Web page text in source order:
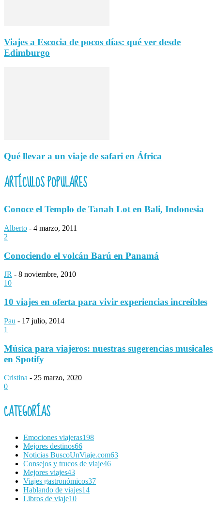
Viajes a Escocia de pocos días: qué ver desde
Edimburgo
Qué llevar a un viaje de safari en África
ARTÍCULOS POPULARES
Conoce el Templo de Tanah Lot en Bali, Indonesia
Alberto - 4 marzo, 2011
2
Conociendo el volcán Barú en Panamá
JR - 8 noviembre, 2010
10
10 viajes en oferta para vivir experiencias increíbles
Pau - 17 julio, 2014
1
Música para viajeros: nuestras sugerencias musicales
en Spotify
Cristina - 25 marzo, 2020
0
CATEGORÍAS
Emociones viajeras198
Mejores destinos66
Noticias BuscoUnViaje.com63
Consejos y trucos de viaje46
Mejores viajes43
Viajes gastronómicos37
Hablando de viajes14
Libros de viaje10